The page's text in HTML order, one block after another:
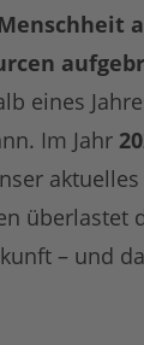
eines
Im Jahr
überlastet
– und